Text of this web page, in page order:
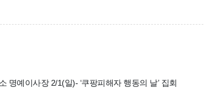
명예이사장 2/1(일)- ‘쿠팡피해자 행동의 날’ 집회